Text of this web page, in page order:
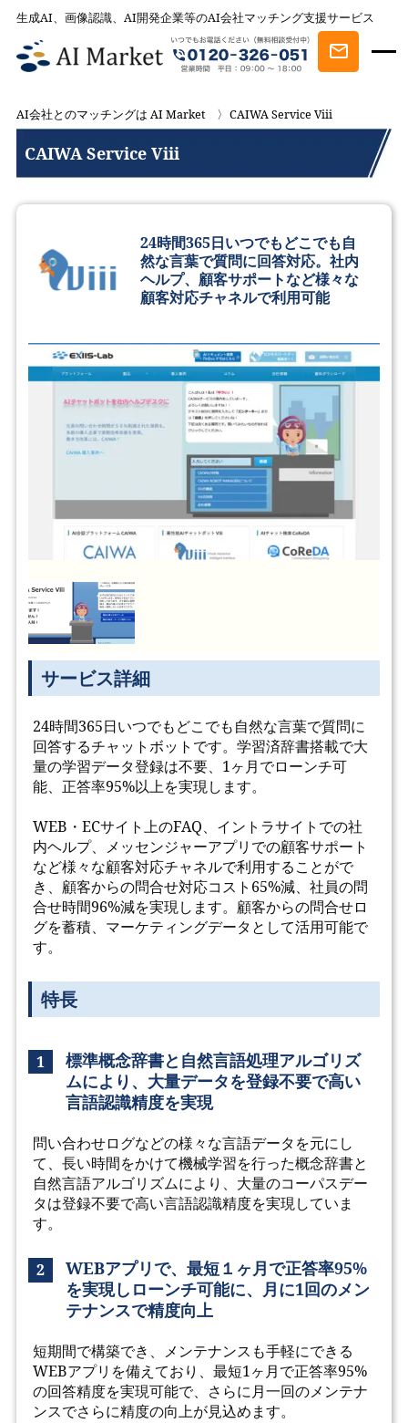
生成AI、画像認識、AI開発企業等のAI会社マッチング支援サービス
AI会社とのマッチングは AI Market CAIWA Service Viii
CAIWA Service Viii
24時間365日いつでもどこでも自
然な言葉で質問に回答対応。社内
ヘルプ、顧客サポートなど様々な
顧客対応チャネルで利用可能
サービス詳細
24時間365日いつでもどこでも自然な言葉で質問に
回答するチャットボットです。学習済辞書搭載で大
量の学習データ登録は不要、1ヶ月でローンチ可
能、正答率95%以上を実現します。
WEB・ECサイト上のFAQ、イントラサイトでの社
内ヘルプ、メッセンジャーアプリでの顧客サポート
など様々な顧客対応チャネルで利用することがで
き、顧客からの問合せ対応コスト65%減、社員の問
合せ時間96%減を実現します。顧客からの問合せロ
グを蓄積、マーケティングデータとして活用可能で
す。
特長
1
標準概念辞書と自然言語処理アルゴリズ
ムにより、大量データを登録不要で高い
言語認識精度を実現
問い合わせログなどの様々な言語データを元にし
て、長い時間をかけて機械学習を行った概念辞書と
自然言語アルゴリズムにより、大量のコーパスデー
タは登録不要で高い言語認識精度を実現していま
す。
2
WEBアプリで、最短１ヶ月で正答率95%
を実現しローンチ可能に、月に1回のメン
テナンスで精度向上
短期間で構築でき、メンテナンスも手軽にできる
WEBアプリを備えており、最短1ヶ月で正答率95%
の回答精度を実現可能で、さらに月一回のメンテナ
ンスでさらに精度の向上が見込めます。